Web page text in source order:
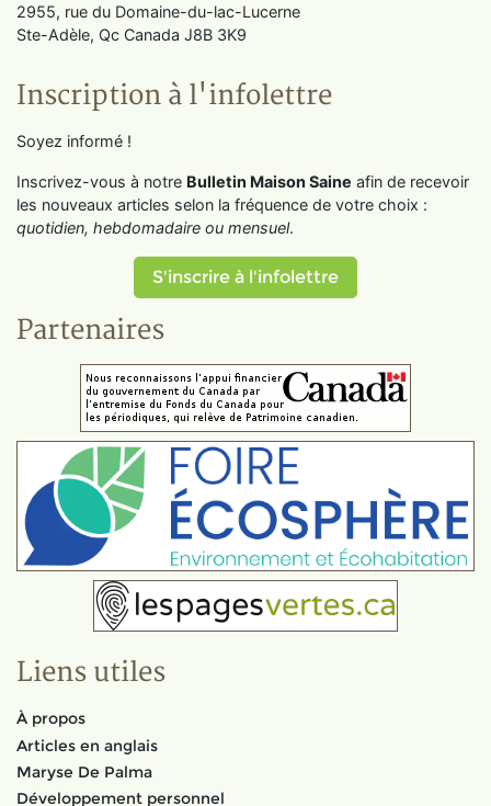
2955, rue du Domaine-du-lac-Lucerne
Ste-Adèle, Qc Canada J8B 3K9
Inscription à l'infolettre
Soyez informé !
Inscrivez-vous à notre Bulletin Maison Saine afin de recevoir
les nouveaux articles selon la fréquence de votre choix :
quotidien, hebdomadaire ou mensuel.
S'inscrire à l'infolettre
Partenaires
Liens utiles
À propos
Articles en anglais
Maryse De Palma
Développement personnel